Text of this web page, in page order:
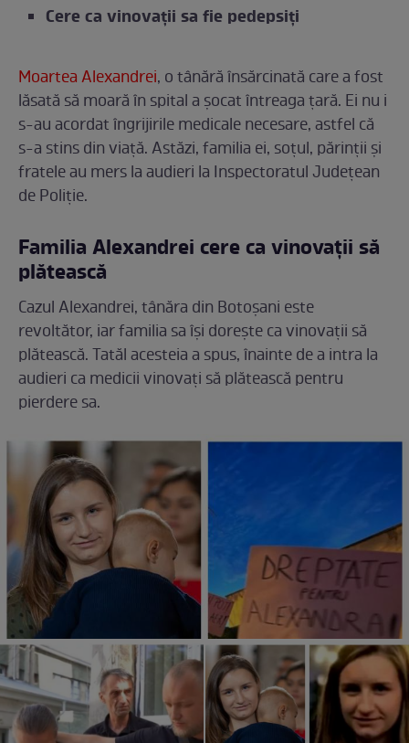
Cere ca vinovații sa fie pedepsiți
Moartea Alexandrei, o tânără însărcinată care a fost
lăsată să moară în spital a șocat întreaga țară. Ei nu i
s-au acordat îngrijirile medicale necesare, astfel că
s-a stins din viață. Astăzi, familia ei, soțul, părinții și
fratele au mers la audieri la Inspectoratul Județean
de Poliție.
Familia Alexandrei cere ca vinovații să
plătească
Cazul Alexandrei, tânăra din Botoșani este
revoltător, iar familia sa își dorește ca vinovații să
plătească. Tatăl acesteia a spus, înainte de a intra la
audieri ca medicii vinovați să plătească pentru
pierdere sa.